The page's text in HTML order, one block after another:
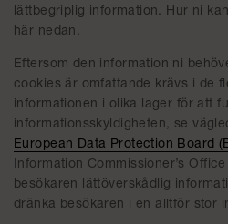
lättbegriplig information. Hur ni
här nedan.
Eftersom den information ni
cookies är omfattande krävs i de
informationen i olika lager för att
informationsskyldigheten, se
European Data Protection Board
Information Commissioner’s
besökaren lättöverskådlig
dränka besökaren i en alltför stor